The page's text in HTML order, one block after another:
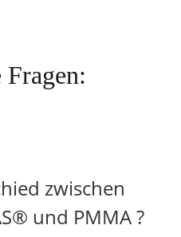
zwischen
und PMMA ?